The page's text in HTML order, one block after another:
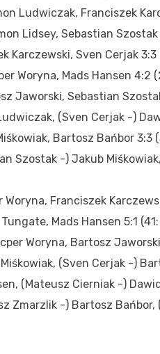
Ludwiczak, Franciszek
Lidsey, Sebastian Szostak
Karczewski, Sven Cerjak 3:3
Woryna, Mads Hansen 4:2
Jaworski, Sebastian
(Sven Cerjak -)
Bartosz Bańbor 3:3
Szostak -) Jakub
Franciszek
Mads Hansen 5:1
Woryna, Bartosz
(Sven Cerjak -)
(Mateusz Cierniak -)
Zmarzlik -) Bartosz